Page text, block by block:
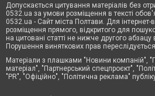
Допускається цитування матеріалів без
0532.ua за умови розміщення в тексті
0532.ua - Сайт міста Полтави. Для
розміщення прямого, відкритого для
на цитовані статті не нижче другого абзацу
Порушення виняткових прав
Матеріали з плашками "Новини компаній",
матеріал", "Партнерський спецпроєкт",
"PR", "Офіційно", "Політична реклама"